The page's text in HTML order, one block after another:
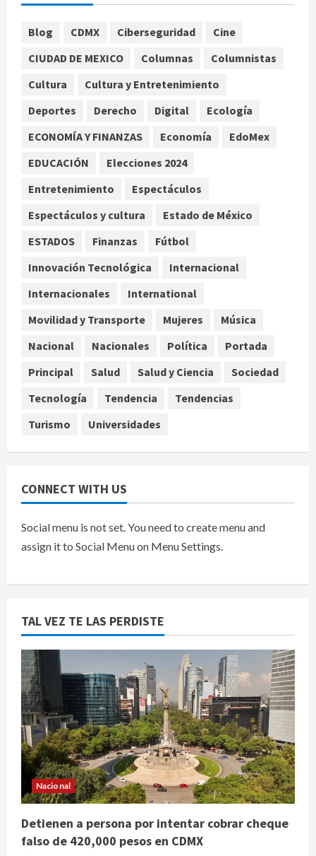
pesos en CDMX
Perez Hilton es hospitalizado tras
autolesionarse en vivo por TikTok
agosto 6, 2026
Aficionado encara a Mikel Arriola en
vuelo y exige regreso del ascenso
4
Salud
Sectores obrero y empresarial
piden al IMSS nuevo hospital en
agosto 6, 2026
Nacional
Falla en sistema Booster de El
de Tijuana
Blog CDMX Ciberseguridad
Cine
CIUDAD DE MEXICO
Columnas
Columnistas
Cultura
Cultura y Entretenimiento
Deportes
Derecho Digital
Ecología
ECONOMÍA Y FINANZAS
Economía
EdoMex
EDUCACIÓN
Elecciones 2024
Entretenimiento
Espectáculos
Espectáculos y cultura
Estado de México
ESTADOS
Finanzas
Fútbol
Innovación Tecnológica
Internacional
Internacionales
International
Movilidad y Transporte
Mujeres
Música
Nacional
Nacionales Política
Portada
Principal
Salud Salud y Ciencia
Sociedad
Tecnología
Tendencia
Tendencias
Turismo
Universidades
CONNECT WITH US
Social menu is not set. You need to create menu and
assign it to Social Menu on Menu Settings.
TAL VEZ TE LAS PERDISTE
Nacional
Detienen a persona por intentar cobrar cheque
falso de 420,000 pesos en CDMX